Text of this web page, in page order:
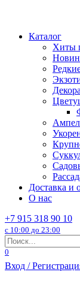
Каталог
Хиты
Доставка и
О нас
+7 915 318 90 10
с 10:00 до 23:00
Search
for:
0
Вход /